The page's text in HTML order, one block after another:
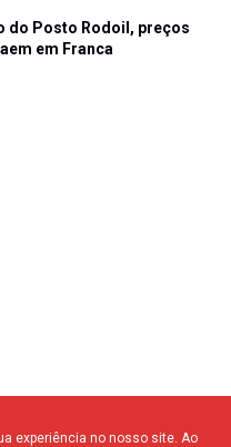
do Posto Rodoil, preços
em Franca